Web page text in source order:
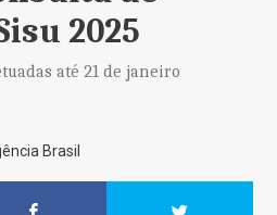
2025
até 21 de janeiro
Brasil